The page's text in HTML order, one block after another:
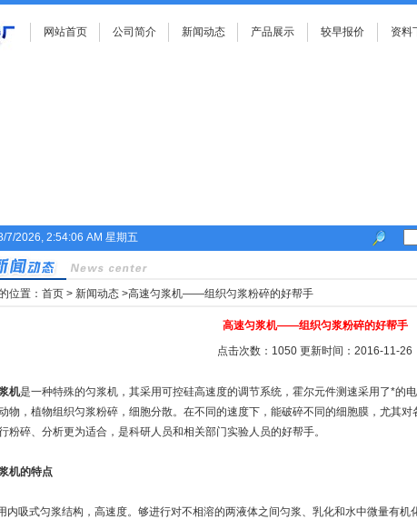
网站首页 公司简介 新闻动态 产品展示 较早报价 资料
7/2026, 2:54:06 AM 星期五
位置： 首页 > 新闻动态 >高速匀浆机——组织匀浆粉碎的好帮手
高速匀浆机——组织匀浆粉碎的好帮手
点击次数：1050 更新时间：2016-11-26
机是一种特殊的匀浆机，其采用可控硅高速度的调节系统，霍尔元件测速采用了*的
物，植物组织匀浆粉碎，细胞分散。在不同的速度下，能破碎不同的细胞膜，尤其
粉碎、分析更为适合，是科研人员和相关部门实验人员的好帮手。
机的特点
内吸式匀浆结构，高速度。够进行对不相溶的两液体之间匀浆、乳化和水中微量有机